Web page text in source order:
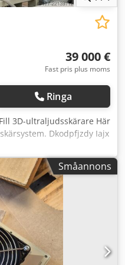
7 Nylon CF
39 000 €
Fast pris plus moms
Ringa
3D-ultraljudsskärare Här
Dkodpfjzdy Iajx
3D-ULTRASONIC CUTTER
tredimensionell
plaster med hjälp av
Dina fördelar: -
- Enkel skapande av
- Platsbesparande
robot) - Hög
- Enkel och snabb
en övergripande
axelportalsystemet
Småannons